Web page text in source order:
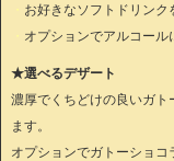
・ お好きなソフトドリンク
・ オプションでアルコール
★選べるデザート
濃厚でくちどけの良いガト
ます。
オプションでガトーショコ